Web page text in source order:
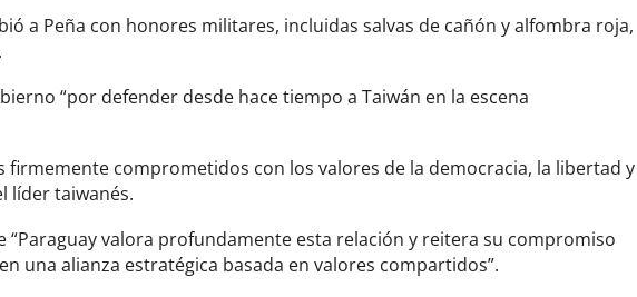
a Peña con honores militares, incluidas salvas de cañón y alfombra roja,
“por defender desde hace tiempo a Taiwán en la escena
firmemente comprometidos con los valores de la democracia, la libertad y
líder taiwanés.
“Paraguay valora profundamente esta relación y reitera su compromiso
una alianza estratégica basada en valores compartidos”.